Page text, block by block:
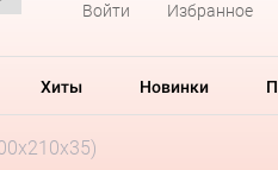
Войти
Избранное
Хиты Новинки